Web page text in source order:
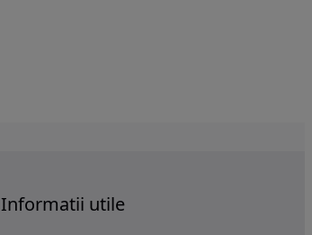
Informatii utile